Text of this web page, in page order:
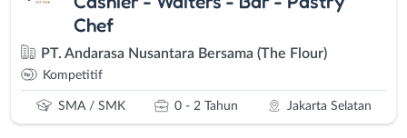
Chef
PT. Andarasa Nusantara Bersama (The Flour)
Kompetitif
SMA / SMK 0 - 2 Tahun Jakarta Selatan